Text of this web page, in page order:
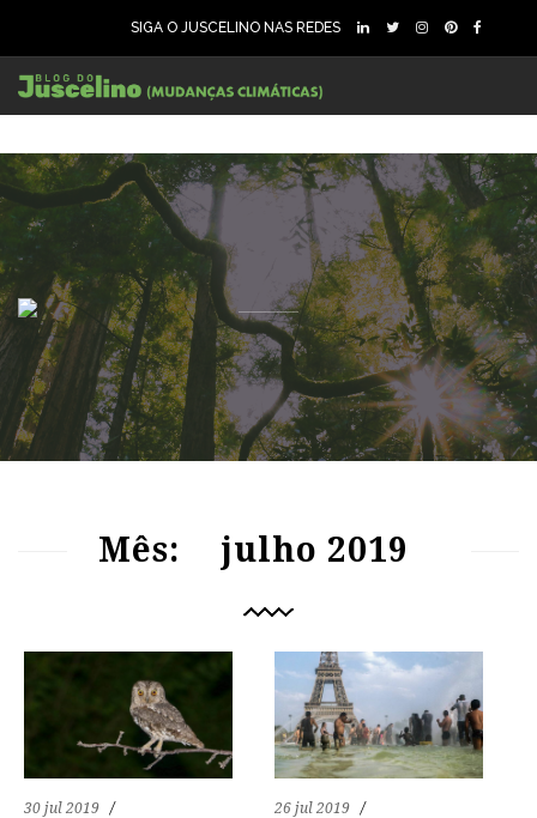
SIGA O JUSCELINO NAS REDES
Mês: julho 2019
30 jul 2019
26 jul 2019